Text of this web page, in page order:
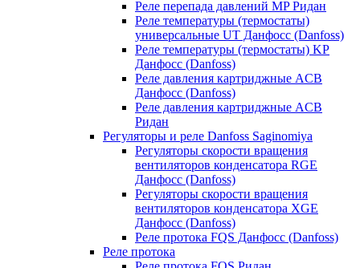
Реле перепада давлений MP Ридан
Реле температуры (термостаты)
универсальные UT Данфосс (Danfoss)
Реле температуры (термостаты) KP
Данфосс (Danfoss)
Реле давления картриджные ACB
Данфосс (Danfoss)
Реле давления картриджные ACB
Ридан
Регуляторы и реле Danfoss Saginomiya
Регуляторы скорости вращения
вентиляторов конденсатора RGE
Данфосс (Danfoss)
Регуляторы скорости вращения
вентиляторов конденсатора XGE
Данфосс (Danfoss)
Реле протока FQS Данфосс (Danfoss)
Реле протока